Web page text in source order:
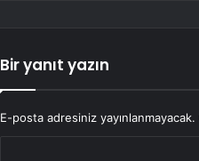
Bir yanıt yazın
E-posta adresiniz yayınlanmayacak.